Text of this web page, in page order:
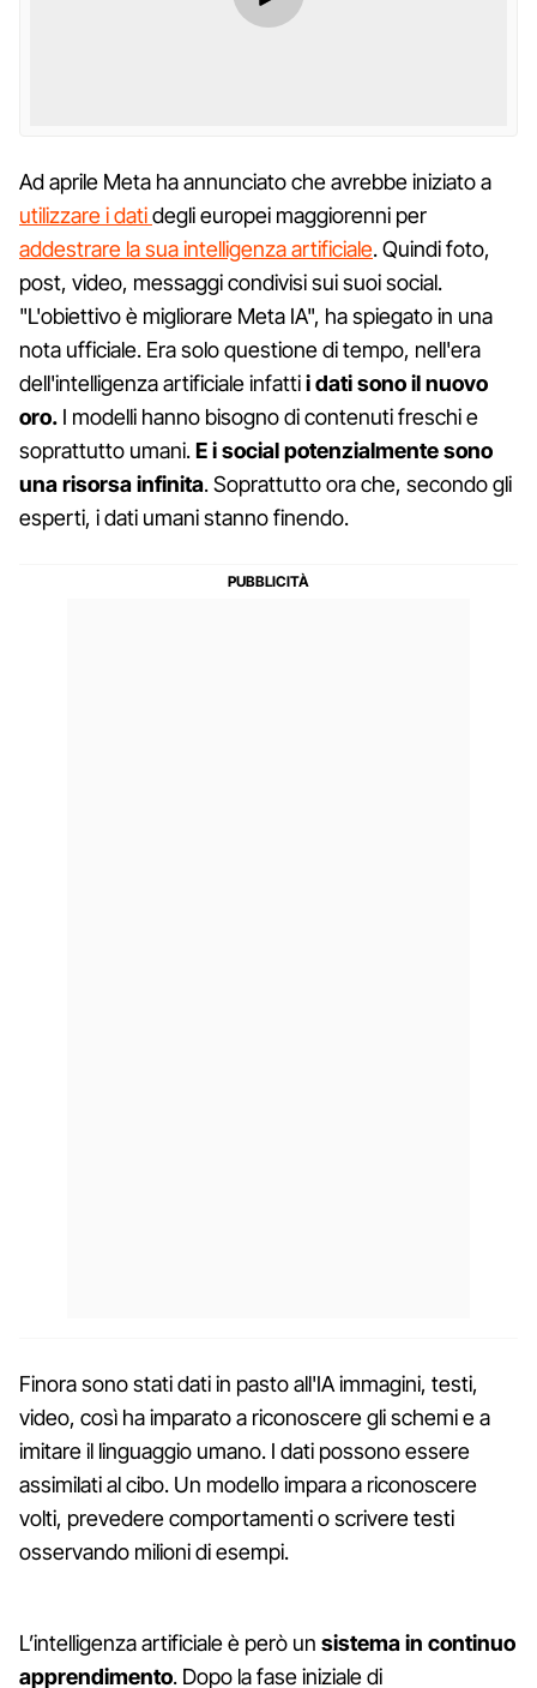
Ad aprile Meta ha annunciato che avrebbe iniziato a
utilizzare i datidegli europei maggiorenni per
addestrare la sua intelligenza artificiale. Quindi foto,
post, video, messaggi condivisi sui suoi social.
"L'obiettivo è migliorare Meta IA", ha spiegato in una
nota ufficiale. Era solo questione di tempo, nell'era
dell'intelligenza artificiale infattii dati sono il nuovo
oro. I modelli hanno bisogno di contenuti freschi e
soprattutto umani.E i social potenzialmente sono
una risorsa infinita. Soprattutto ora che, secondo gli
esperti, i dati umani stanno finendo.
Finora sono stati dati in pasto all'IA immagini, testi,
video, così ha imparato a riconoscere gli schemi e a
imitare il linguaggio umano. I dati possono essere
assimilati al cibo. Un modello impara a riconoscere
volti, prevedere comportamenti o scrivere testi
osservando milioni di esempi.
L’intelligenza artificiale è però un sistema in continuo
apprendimento. Dopo la fase iniziale di